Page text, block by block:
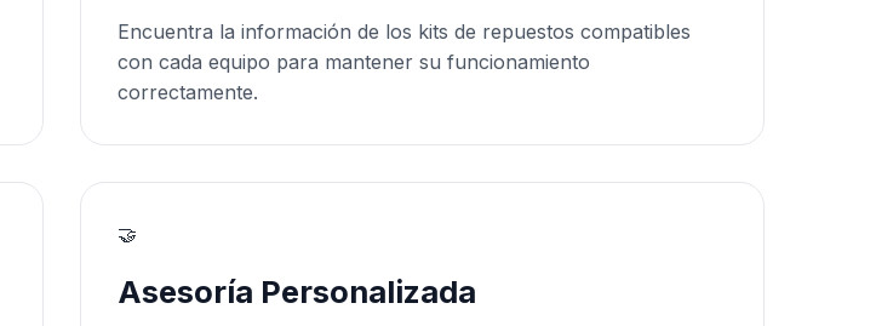
Encuentra la información de los kits de repuestos compatibles
con cada equipo para mantener su funcionamiento
correctamente.
🤝
Asesoría Personalizada